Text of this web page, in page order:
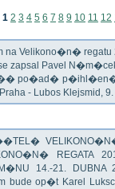
1 2 3 4 5 6 7 8 9 10 11 12
Velikono�n� regatu
zapsal Pavel
po�ad�
- Lubos Klejsmid,
VELIKONO�N�
REGATA
14.-21. DUBNA
bude op�t Karel